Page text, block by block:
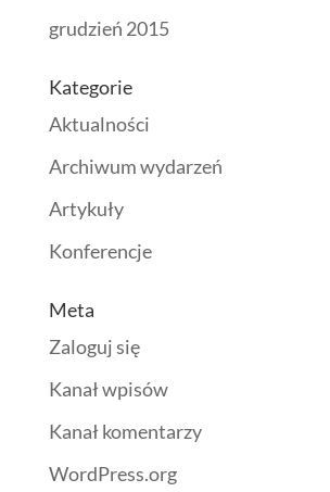
grudzień 2015
Kategorie
Aktualności
Archiwum wydarzeń
Artykuły
Konferencje
Meta
Zaloguj się
Kanał wpisów
Kanał komentarzy
WordPress.org